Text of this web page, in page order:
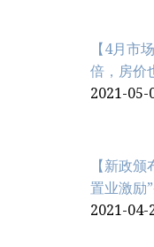
【4月市
倍，房价
2021-05-
【新政
置业激励
2021-04-